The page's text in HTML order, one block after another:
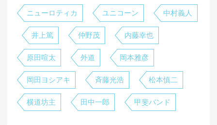
ニューロティカ ユニコーン 中村義人
井上篤 仲野茂 内藤幸也
原田喧太 外道 岡本雅彦
岡田ヨシアキ 斉藤光浩 松本慎二
横道坊主 田中一郎 甲斐バンド